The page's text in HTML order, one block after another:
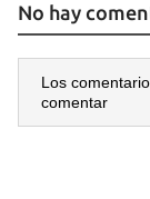
No hay
Los
comentar